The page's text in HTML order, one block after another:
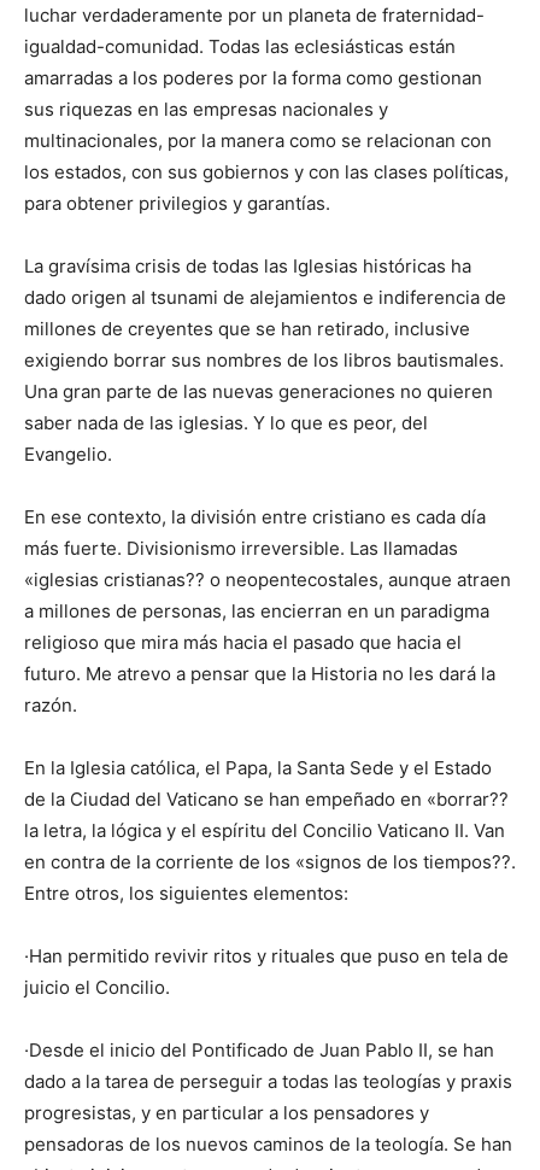
luchar verdaderamente por un planeta de fraternidad-
igualdad-comunidad. Todas las eclesiásticas están
amarradas a los poderes por la forma como gestionan
sus riquezas en las empresas nacionales y
multinacionales, por la manera como se relacionan con
los estados, con sus gobiernos y con las clases políticas,
para obtener privilegios y garantías.
La gravísima crisis de todas las Iglesias históricas ha
dado origen al tsunami de alejamientos e indiferencia de
millones de creyentes que se han retirado, inclusive
exigiendo borrar sus nombres de los libros bautismales.
Una gran parte de las nuevas generaciones no quieren
saber nada de las iglesias. Y lo que es peor, del
Evangelio.
En ese contexto, la división entre cristiano es cada día
más fuerte. Divisionismo irreversible. Las llamadas
«iglesias cristianas?? o neopentecostales, aunque atraen
a millones de personas, las encierran en un paradigma
religioso que mira más hacia el pasado que hacia el
futuro. Me atrevo a pensar que la Historia no les dará la
razón.
En la Iglesia católica, el Papa, la Santa Sede y el Estado
de la Ciudad del Vaticano se han empeñado en «borrar??
la letra, la lógica y el espíritu del Concilio Vaticano II. Van
en contra de la corriente de los «signos de los tiempos??.
Entre otros, los siguientes elementos:
·Han permitido revivir ritos y rituales que puso en tela de
juicio el Concilio.
·Desde el inicio del Pontificado de Juan Pablo II, se han
dado a la tarea de perseguir a todas las teologías y praxis
progresistas, y en particular a los pensadores y
pensadoras de los nuevos caminos de la teología. Se han